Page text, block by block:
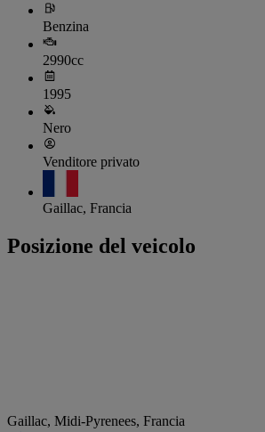
Benzina
2990cc
1995
Nero
Venditore privato
Gaillac, Francia
Posizione del veicolo
Gaillac, Midi-Pyrenees, Francia